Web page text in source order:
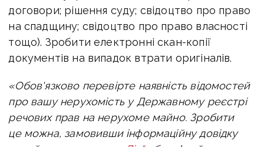
договори; рішення суду; свідоцтво про право
на спадщину; свідоцтво про право власності
тощо). Зробити електронні скан-копії
документів на випадок втрати оригіналів.
«Обов'язково перевірте наявність відомостей
про вашу нерухомість у Державному реєстрі
речових прав на нерухоме майно. Зробити
це можна, замовивши інформаційну довідку